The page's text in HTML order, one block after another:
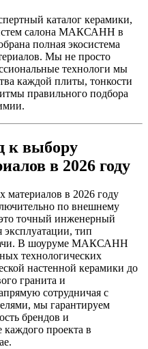
каталог керамики,
салона МАКСАНН в
полная экосистема
Мы не просто
технологи мы
каждой плиты, тонкости
правильного подбора
к выбору
в 2026 году
в 2026 году
по внешнему
точный инженерный
эксплуатации, тип
В шоуруме МАКСАНН
технологических
настенной керамики до
гранита и
сотрудничая с
мы гарантируем
брендов и
каждого проекта в